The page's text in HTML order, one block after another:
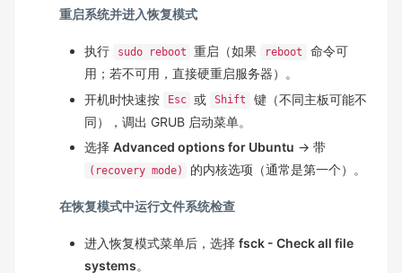
重启系统并进入恢复模式
执行 sudo reboot 重启（如果 reboot
命令可
用；若不可用，直接硬重启服务器）。
开机时快速按
Esc 或 Shift
键（不同主板可能不
同），调出 GRUB 启动菜单。
选择 Advanced options for Ubuntu → 带
(recovery mode) 的内核选项（通常是第一个）。
在恢复模式中运行文件系统检查
进入恢复模式菜单后，选择 fsck - Check all file
systems。